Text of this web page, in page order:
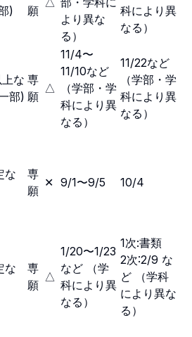
)
願
より異な
る）
科により異
なる）
な
部)
専
願
△
11/4〜
11/10など
（学部・学
科により異
なる）
11/22など
（学部・学
科により異
なる）
な
専
願
✕ 9/1〜9/5 10/4
な
専
願
△
1/20〜1/23
など （学
科により異
なる）
1次:書類
2次:2/9 な
ど （学科
により異な
る）